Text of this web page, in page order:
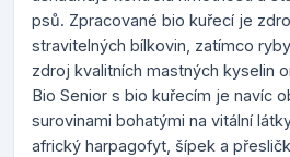
psů. Zpracované bio kuřecí je
stravitelných bílkovin, zatímco
zdroj kvalitních mastných kyselin
Bio Senior s bio kuřecím je navíc
surovinami bohatými na vitální
africký harpagofyt, šípek a